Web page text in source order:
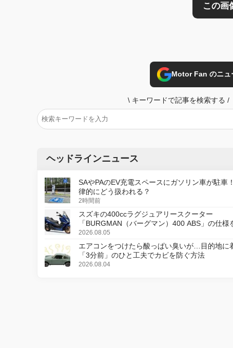
Motor Fan のニュ
\ キーワードで記事を検索する /
ヘッドラインニュース
SAやPAのEV充電スペースにガソリン車が駐車
律的にどう扱われる？
2時間前
スズキの400ccラグジュアリースクーター
「BURGMAN（バーグマン）400 ABS」の仕様
更し、8月18日に発売
2026.08.05
エアコンをつけたら酸っぱい臭いが…目的地に
「3分前」のひと工夫でカビを防ぐ方法
2026.08.04